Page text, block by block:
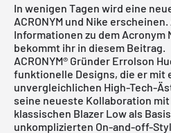
In wenigen Tagen wird eine
ACRONYM und Nike erscheinen.
Informationen zu dem Acronym
bekommt ihr in diesem Beitrag.
ACRONYM® Gründer Errolson
funktionelle Designs, die er mit
unvergleichlichen High-Tech-
seine neueste Kollaboration mit
klassischen Blazer Low als
unkomplizierten On-and-off-